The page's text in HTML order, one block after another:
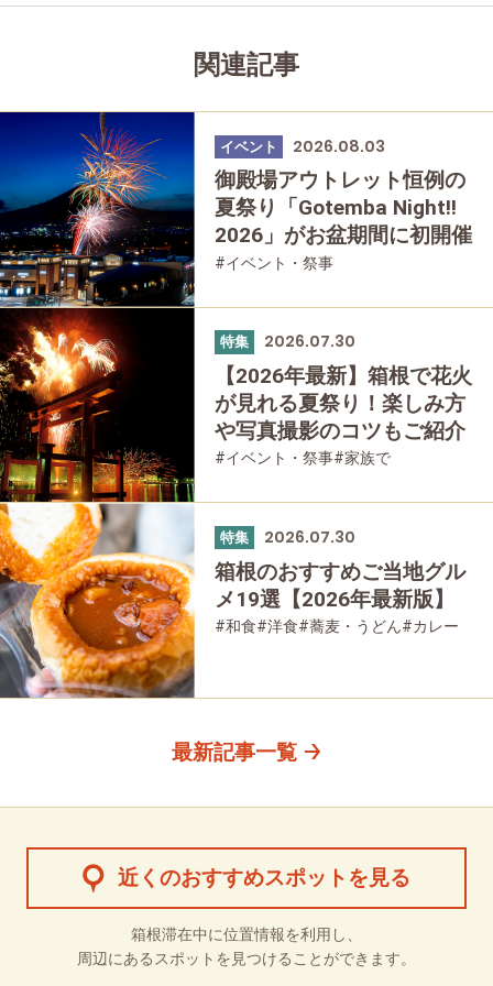
関連記事
イベント 2026.08.03
御殿場アウトレット恒例の
夏祭り「Gotemba Night!!
2026」がお盆期間に初開催
#イベント・祭事
特集 2026.07.30
【2026年最新】箱根で花火
が見れる夏祭り！楽しみ方
や写真撮影のコツもご紹介
#イベント・祭事#家族で
特集 2026.07.30
箱根のおすすめご当地グル
メ19選【2026年最新版】
#和食#洋食#蕎麦・うどん#カレー
最新記事一覧
近くのおすすめスポットを見る
箱根滞在中に位置情報を利用し、
周辺にあるスポットを見つけることができます。